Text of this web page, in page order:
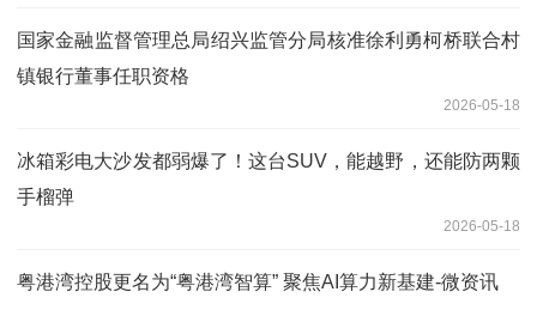
国家金融监督管理总局绍兴监管分局核准徐利勇柯桥联合村
镇银行董事任职资格
2026-05-18
冰箱彩电大沙发都弱爆了！这台SUV，能越野，还能防两颗
手榴弹
2026-05-18
粤港湾控股更名为“粤港湾智算” 聚焦AI算力新基建-微资讯